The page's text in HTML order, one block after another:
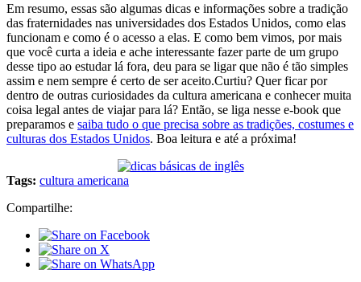
Em resumo, essas são algumas dicas e informações sobre a tradição
das fraternidades nas universidades dos Estados Unidos, como elas
funcionam e como é o acesso a elas. E como bem vimos, por mais
que você curta a ideia e ache interessante fazer parte de um grupo
desse tipo ao estudar lá fora, deu para se ligar que não é tão simples
assim e nem sempre é certo de ser aceito.Curtiu? Quer ficar por
dentro de outras curiosidades da cultura americana e conhecer muita
coisa legal antes de viajar para lá? Então, se liga nesse e-book que
preparamos e saiba tudo o que precisa sobre as tradições, costumes e
culturas dos Estados Unidos. Boa leitura e até a próxima!
Tags: cultura americana
Compartilhe: